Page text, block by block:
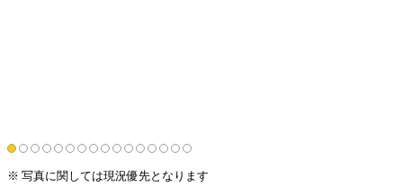
※ 写真に関しては現況優先となります